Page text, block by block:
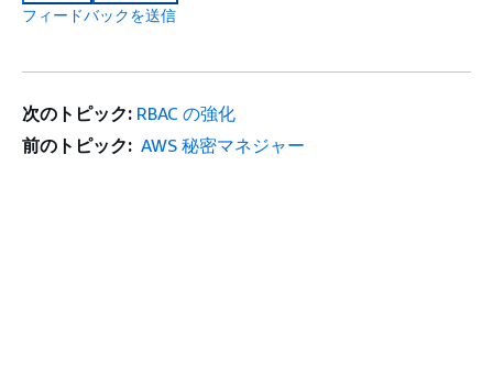
フィードバックを送信
次のトピック: RBAC の強化
前のトピック: AWS 秘密マネジャー